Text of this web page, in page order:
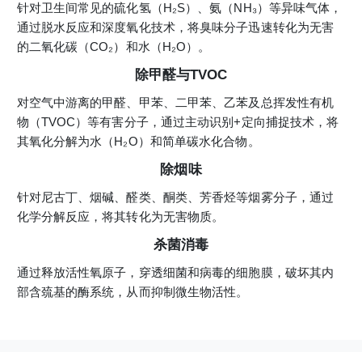
针对卫生间常见的硫化氢（H₂S）、氨（NH₃）等异味气体，
通过脱水反应和深度氧化技术，将臭味分子迅速转化为无害
的二氧化碳（CO₂）和水（H₂O）。
除甲醛与TVOC
对空气中游离的甲醛、甲苯、二甲苯、乙苯及总挥发性有机
物（TVOC）等有害分子，通过主动识别+定向捕捉技术，将
其氧化分解为水（H₂O）和简单碳水化合物。
除烟味
针对尼古丁、烟碱、醛类、酮类、芳香烃等烟雾分子，通过
化学分解反应，将其转化为无害物质。
杀菌消毒
通过释放活性氧原子，穿透细菌和病毒的细胞膜，破坏其内
部含巯基的酶系统，从而抑制微生物活性。